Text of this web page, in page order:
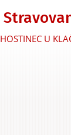
HOSTINEC U